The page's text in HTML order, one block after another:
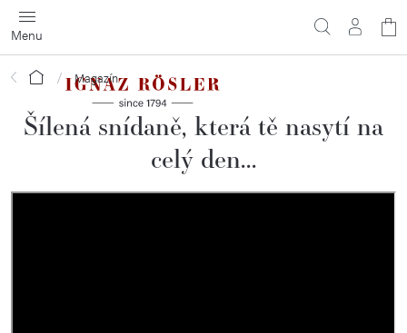
Přejít
na
obsah
Domů Magazín
Šílená snídaně, která tě nasytí na
celý den...